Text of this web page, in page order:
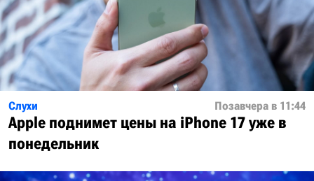
Слухи Позавчера в 11:44
Apple поднимет цены на iPhone 17 уже в
понедельник